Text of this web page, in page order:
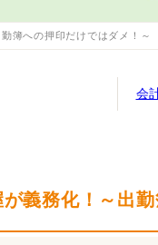
近況報告
簿への押印だけではダメ！～
会
義務化！～出